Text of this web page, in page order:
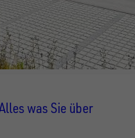
was Sie über